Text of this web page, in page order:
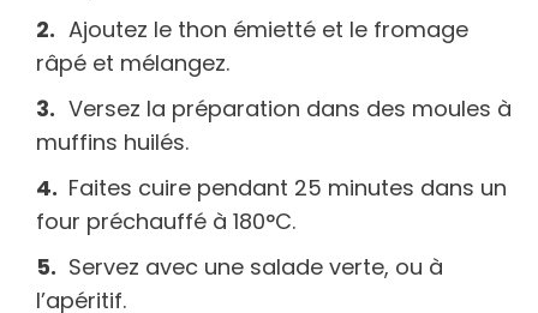
Ajoutez le thon émietté et le fromage
râpé et mélangez.
Versez la préparation dans des moules à
muffins huilés.
Faites cuire pendant 25 minutes dans un
four préchauffé à 180°C.
Servez avec une salade verte, ou à
l’apéritif.